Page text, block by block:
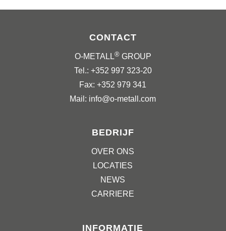
CONTACT
O-METALL®GROUP
Tel.: +352 997 323-20
Fax: +352 979 341
Mail: info@o-metall.com
BEDRIJF
OVER ONS
LOCATIES
NEWS
CARRIERE
INFORMATIE